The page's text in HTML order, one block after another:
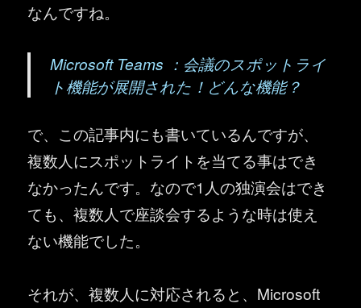
なんですね。
Microsoft Teams ：会議のスポットライ
ト機能が展開された！どんな機能？
で、この記事内にも書いているんですが、
複数人にスポットライトを当てる事はでき
なかったんです。なので1人の独演会はでき
ても、複数人で座談会するような時は使え
ない機能でした。
それが、複数人に対応されると、Microsoft